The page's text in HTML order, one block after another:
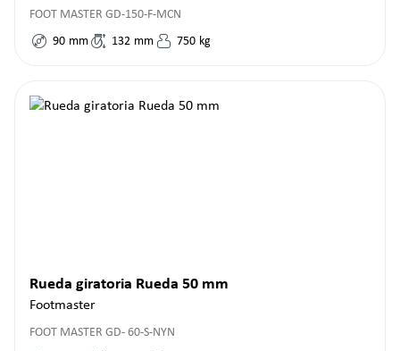
FOOT MASTER GD-150-F-MCN
90 mm 132 mm 750 kg
Rueda giratoria Rueda 50 mm
Footmaster
FOOT MASTER GD- 60-S-NYN